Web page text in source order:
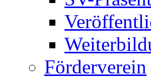
Förderverein